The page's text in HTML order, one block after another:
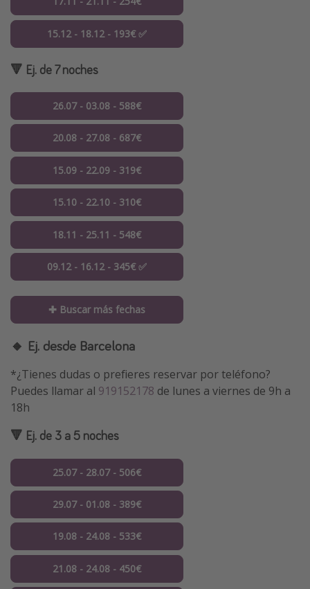
15.12 - 18.12 - 193€ ✅
🔻 Ej. de 7 noches
26.07 - 03.08 - 588€
20.08 - 27.08 - 687€
15.09 - 22.09 - 319€
15.10 - 22.10 - 310€
18.11 - 25.11 - 548€
09.12 - 16.12 - 345€ ✅
✚ Buscar más fechas
🔸 Ej. desde Barcelona
*¿Tienes dudas o prefieres reservar por teléfono?
Puedes llamar al 919152178 de lunes a viernes de 9h a
18h
🔻 Ej. de 3 a 5 noches
25.07 - 28.07 - 506€
29.07 - 01.08 - 389€
19.08 - 24.08 - 533€
21.08 - 24.08 - 450€